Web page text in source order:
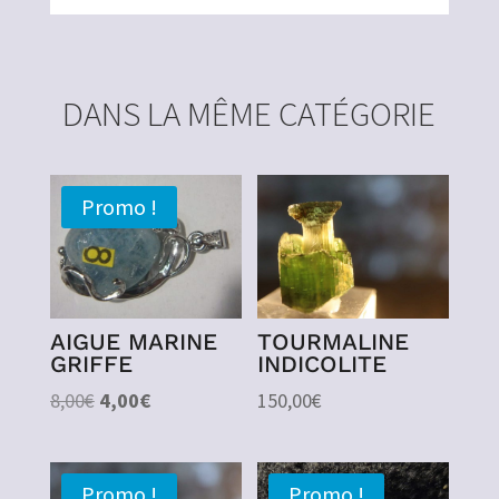
DANS LA MÊME CATÉGORIE
Promo !
AIGUE MARINE
GRIFFE
8,00€ Le
initial
était :
4,00€Le
actuel
est :
TOURMALINE
INDICOLITE
150,00€